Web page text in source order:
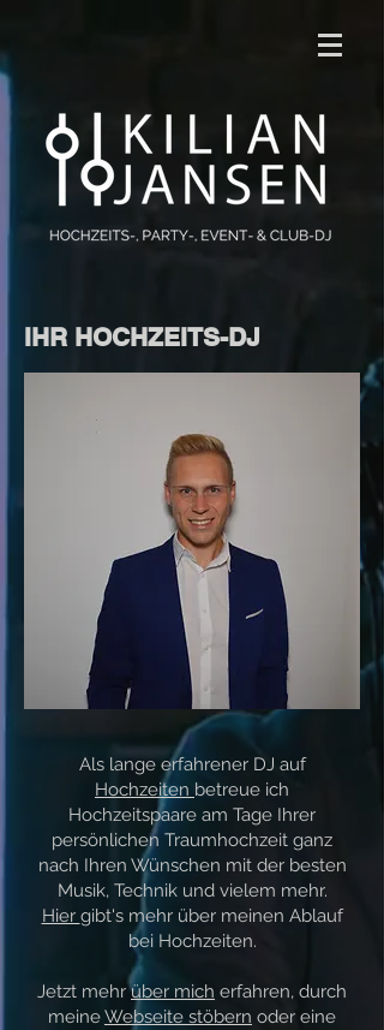
IHR HOCHZEITS-DJ
Als lange erfahrener DJ auf
Hochzeiten betreue ich
Hochzeitspaare am Tage Ihrer
persönlichen Traumhochzeit ganz
nach Ihren Wünschen mit der besten
Musik, Technik und vielem mehr.
Hier gibt's mehr über meinen Ablauf
bei Hochzeiten.
Jetzt mehrüber mich erfahren, durch
meineWebseite stöbern oder eine